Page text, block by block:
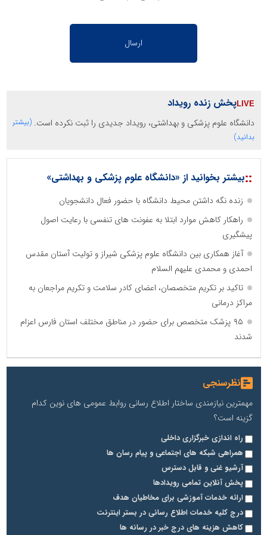
پخش زنده رویداد
دانشگاه علوم پزشکی و بهداشتی، رویداد جدیدی را ثبت نکرده است. (بیشتر
بدانید)
::بیشتر بخوانید از «دانشگاه علوم پزشکی و بهداشتی»
زنده نگه داشتن محیط دانشگاه با حضور فعال دانشجویان
راهکار کاهش موارد ابتلا به عفونت های تنفسی با رعایت اصول
پیشگیری
آغاز همکاری بین دانشگاه علوم پزشکی شیراز و تولیت آستان مقدس
احمدی و محمدی علیهم السلام
تاکید بر تکریم متخصصان، اعضای کادر سلامت و تکریم مراجعان به
مراکز درمانی
۹۵ پزشک متخصص برای حضور در مناطق مختلف استان فارس اعزام
شدند
نظرسنجی
مهمترین نیازمندی ساختار اطلاع رسانی روابط عمومی های نوین کدام
گزینه است؟
راه اندازی خبرگزاری داخلی
همراهی شبکه های اجتماعی و پیام رسان ها
آرشیو غنی و قابل دسترس
پخش آنلاین تمامی رویدادها
ارائه خدمات آموزشی برای مخاطیان هدف
درج کلیه خدمات اطلاع رسانی در بستر اینترنت
کاهش هزینه های درج خبر در رسانه ها